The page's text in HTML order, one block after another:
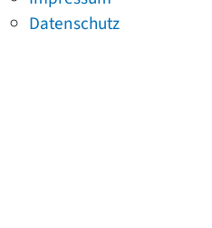
Datenschutz